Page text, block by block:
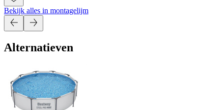
Bekijk alles in montagelijm
Alternatieven